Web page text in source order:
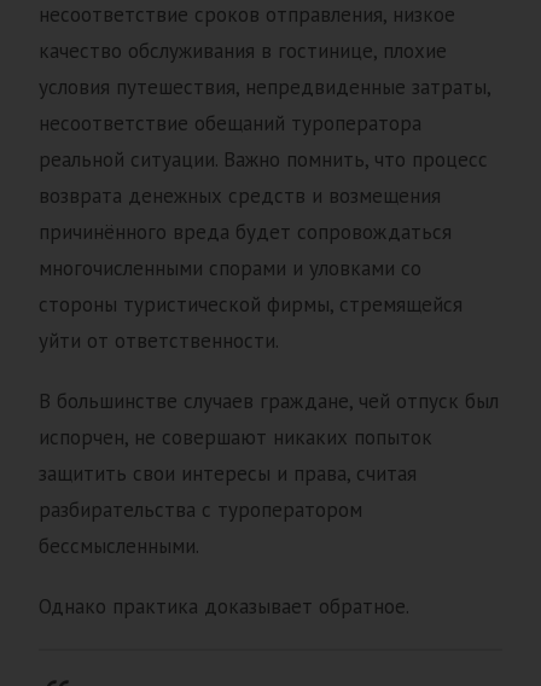
несоответствие сроков отправления, низкое
качество обслуживания в гостинице, плохие
условия путешествия, непредвиденные затраты,
несоответствие обещаний туроператора
реальной ситуации. Важно помнить, что процесс
возврата денежных средств и возмещения
причинённого вреда будет сопровождаться
многочисленными спорами и уловками со
стороны туристической фирмы, стремящейся
уйти от ответственности.
В большинстве случаев граждане, чей отпуск был
испорчен, не совершают никаких попыток
защитить свои интересы и права, считая
разбирательства с туроператором
бессмысленными.
Однако практика доказывает обратное.